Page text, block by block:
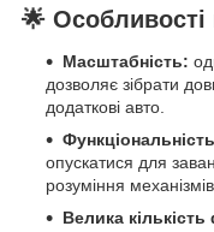
🌟 Особливості
Масштабність:
дозволяє зібрати
додаткові авто.
опускатися для
розуміння
Велика кількість